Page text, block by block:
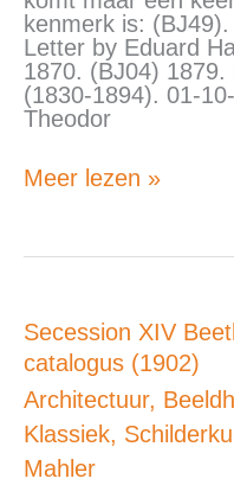
kenmerk is:
Letter by Eduard
1870. (BJ04)
(1830-1894). 01-
Theodor
Meer lezen »
Secession XIV
catalogus (1902)
Architectuur,
Klassiek,
Mahler
Secession
XIV
Beethoven
in
Wenen
catalogus
(1902)